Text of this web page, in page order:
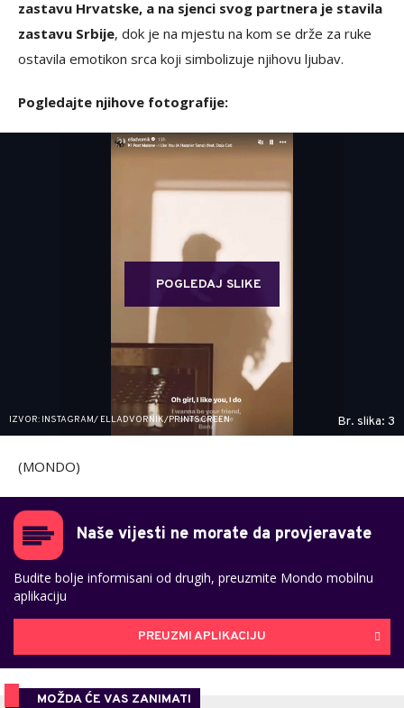
zastavu Hrvatske, a na sjenci svog partnera je stavila
zastavu Srbije, dok je na mjestu na kom se drže za ruke
ostavila emotikon srca koji simbolizuje njihovu ljubav.
Pogledajte njihove fotografije:
POGLEDAJ SLIKE
IZVOR: INSTAGRAM/ ELLADVORNIK/PRINTSCREEN Br. slika: 3
(MONDO)
Naše vijesti ne morate da provjeravate
Budite bolje informisani od drugih, preuzmite Mondo mobilnu
aplikaciju
PREUZMI APLIKACIJU
MOŽDA ĆE VAS ZANIMATI